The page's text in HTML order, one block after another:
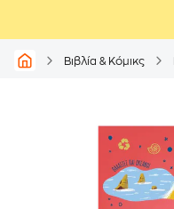
Βιβλία & Κόμικς